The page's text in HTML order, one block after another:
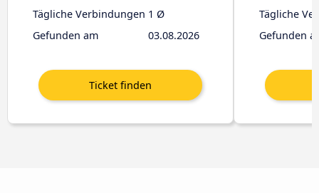
Tägliche Verbindungen 1 Ø
Gefunden am
03.08.2026
Tägliche
Gefunden